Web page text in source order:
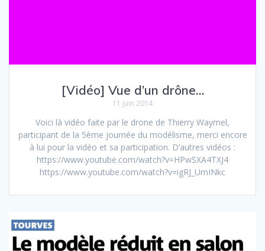
[Vidéo] Vue d’un drône…
11 juin 2014
Voici là vidéo faite par le drone de Thierry Waymel,
participant de la 5ème journée du modélisme, merci encore
à lui pour la vidéo et sa participation. D’autres vidéos :
https://www.youtube.com/watch?v=HPwSXA4TXJ4
https://www.youtube.com/watch?v=igRJ_UmINkc